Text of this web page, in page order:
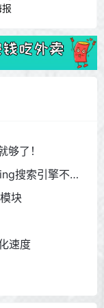
了！
搜索引擎不显
块
速度